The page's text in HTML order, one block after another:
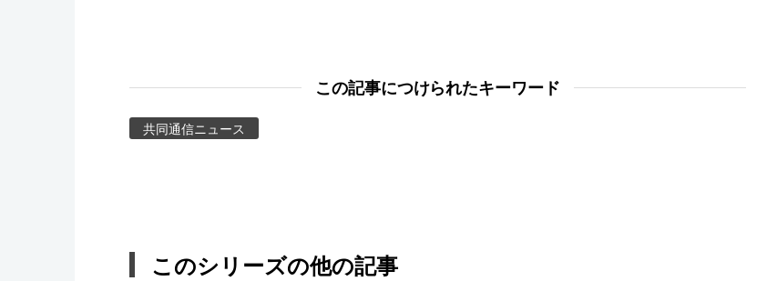
この記事につけられたキーワード
共同通信ニュース
このシリーズの他の記事